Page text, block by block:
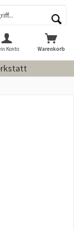
Warenkorb
Konto